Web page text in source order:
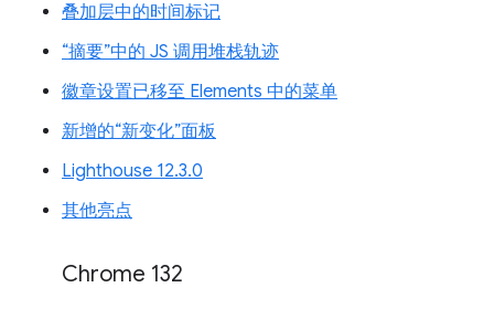
叠加层中的时间标记
“摘要”中的 JS 调用堆栈轨迹
徽章设置已移至 Elements 中的菜单
新增的“新变化”面板
Lighthouse 12.3.0
其他亮点
Chrome 132